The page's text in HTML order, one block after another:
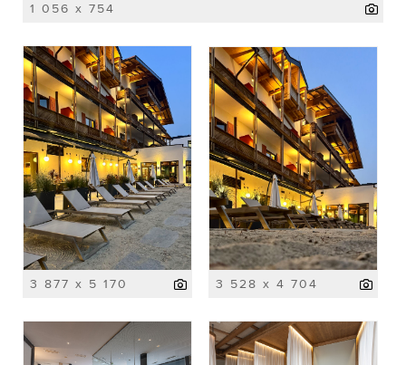
1 056 x 754
3 877 x 5 170 3 528 x 4 704